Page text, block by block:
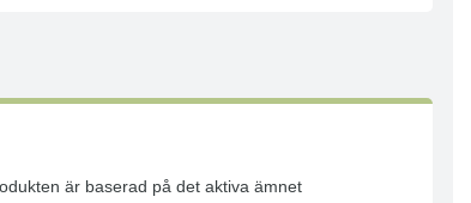
är baserad på det aktiva ämnet